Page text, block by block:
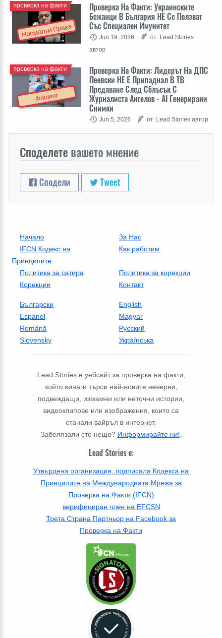
Нормални Права
Проверка На Факти: Украинските
Бежанци В България НЕ Се Ползват
Със Специален Имунитет
проверка на факти
Jun 19, 2026
от: Lead Stories
автор
Фишинг
Проверка На Факти: Лидерът На ДПС
Пеевски НЕ Е Припаднал В ТВ
Предаване След Сблъсък С
Журналиста Ангелов - AI Генерирани
Снимки
проверка на факти
Jun 5, 2026 от: Lead Stories автор
Споделете вашето мнение
Сподели Tweet
Начало
За Нас
IFCN Кодекс на
Принципите
Как работим
Политика за сатира
Политика за корекции
Корекции
Контакт
Български
English
Espanol
Magyar
Română
Русский
Slovensky
Українська
Lead Stories е уебсайт за проверка на факти,
който винаги търси най-новите неверни,
подвеждащи, измамни или неточни истории,
видеоклипове или изображения, които са
станали вайръл в интернет.
Забелязали сте нещо? Информирайте ни!
Lead Stories е:
Утвърдена организация, подписала Кодекса на
Принципите на Международната Мрежа за
Проверка на Факти (IFCN)
верифициран член на EFCSN
Трета Страна Партньор на Facebook за
Проверка на Факти